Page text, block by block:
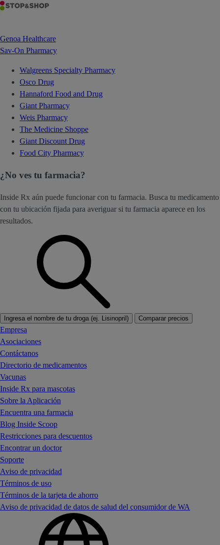
Genoa Healthcare
Sav-On Pharmacy
Walgreens Specialty Pharmacy
Osco Drug
Hannaford Food and Drug
Giant Pharmacy
Weis Pharmacy
The Medicine Shoppe
Giant Discount Drug
Food City Pharmacy
¿No ves tu farmacia?
Inside Rx aún puede funcionar con tu farmacia. Busca tu medicamento
con tu ubicación fijada para averiguar si tu farmacia aparece en los
resultados.
Ingresa el nombre de tu droga (ej. Lisinopril) Comparar precios
Empresa
Asociaciones
Contáctanos
Directorio de medicamentos
Vacunas
Inside Rx para mascotas
Sobre la Aplicación
Encuentra una farmacia
Blog Inside Scoop
Restricciones para descuentos
Encontrar un doctor
Soporte
Aviso de privacidad
Términos de uso
Términos de la tarjeta de ahorro
Aviso de privacidad de datos de salud del consumidor de WA